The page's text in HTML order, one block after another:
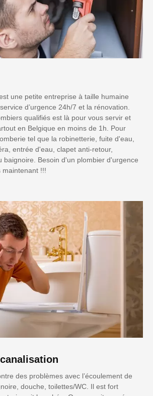
une petite entreprise à taille humaine
d’urgence 24h/7 et la rénovation.
qualifiés est là pour vous servir et
en Belgique en moins de 1h. Pour
tel que la robinetterie, fuite d'eau,
entrée d'eau, clapet anti-retour,
baignoire. Besoin d'un plombier d'urgence
maintenant !!!
des problèmes avec l’écoulement de
douche, toilettes/WC. Il est fort